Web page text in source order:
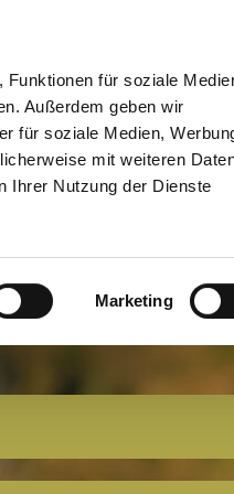
Funktionen für soziale
Außerdem geben wir
für soziale Medien,
mit weiteren
Ihrer Nutzung der Dienste
Marketing
6-Wochen-Begleitung
Wochen-Flatrate"